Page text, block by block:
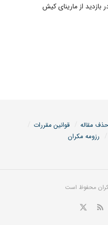
بازدید از مارینای کیش
مقاله
قوانین مقررات
رزومه مکران
محفوظ است